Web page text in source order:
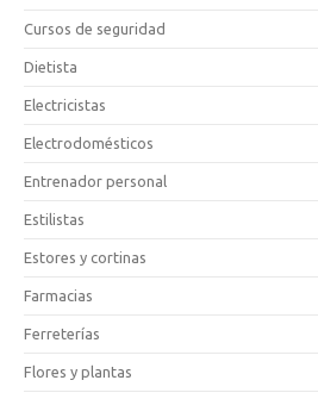
Cursos de seguridad
Dietista
Electricistas
Electrodomésticos
Entrenador personal
Estilistas
Estores y cortinas
Farmacias
Ferreterías
Flores y plantas